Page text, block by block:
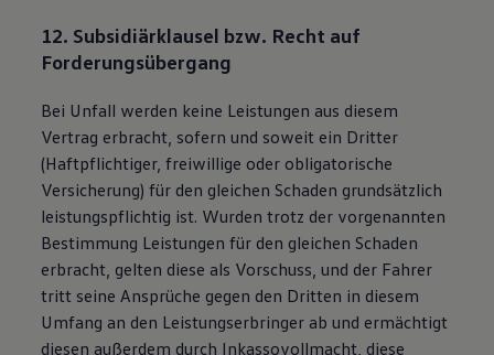
12. Subsidiärklausel bzw. Recht auf
Forderungsübergang
Bei Unfall werden keine Leistungen aus diesem
Vertrag erbracht, sofern und soweit ein Dritter
(Haftpflichtiger, freiwillige oder obligatorische
Versicherung) für den gleichen Schaden grundsätzlich
leistungspflichtig ist. Wurden trotz der vorgenannten
Bestimmung Leistungen für den gleichen Schaden
erbracht, gelten diese als Vorschuss, und der Fahrer
tritt seine Ansprüche gegen den Dritten in diesem
Umfang an den Leistungserbringer ab und ermächtigt
diesen außerdem durch Inkassovollmacht, diese